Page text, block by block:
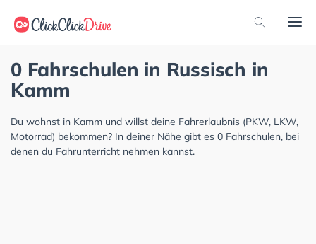
0 Fahrschulen in Russisch in
Kamm
Du wohnst in Kamm und willst deine Fahrerlaubnis (PKW, LKW,
Motorrad) bekommen? In deiner Nähe gibt es 0 Fahrschulen, bei
denen du Fahrunterricht nehmen kannst.